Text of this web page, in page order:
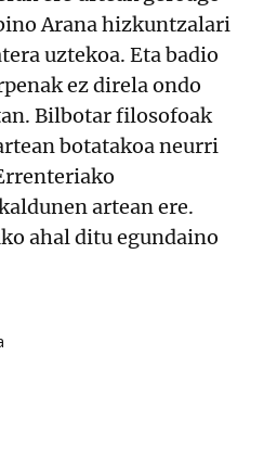
Arana hizkuntzalari
uztekoa. Eta badio
ez direla ondo
Bilbotar filosofoak
botatakoa neurri
artean ere.
ahal ditu egundaino